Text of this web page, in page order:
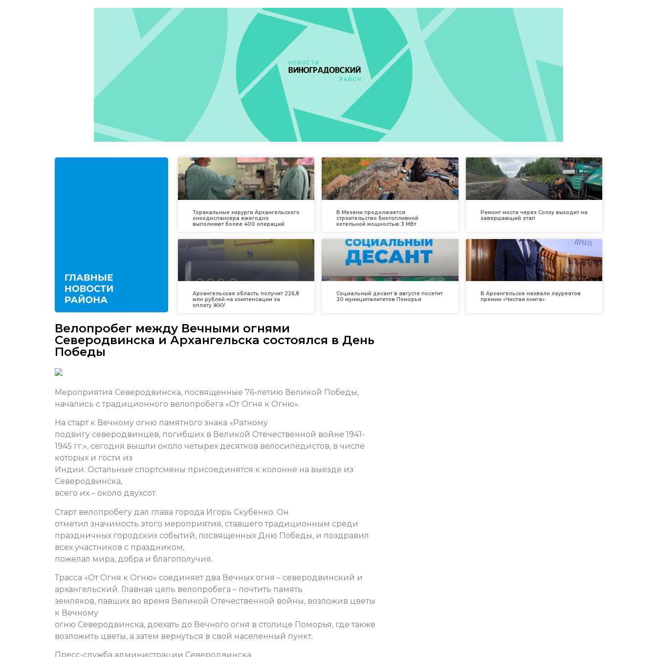
Торакальные хирурги Архангельского
онкодиспансера ежегодно
выполняют более 400 операций
В Мезени продолжается
строительство биотопливной
котельной мощностью 3 МВт
Ремонт моста через Солзу выходит на
завершающий этап
Архангельская область получит 226,8
млн рублей на компенсации за
оплату ЖКУ
Социальный десант в августе посетит
20 муниципалитетов Поморья
В Архангельске назвали лауреатов
премии «Чистая книга»
Велопробег между Вечными огнями
Северодвинска и Архангельска состоялся в День
Победы
Мероприятия Северодвинска, посвященные 76-летию Великой Победы,
начались с традиционного велопробега «От Огня к Огню».
На старт к Вечному огню памятного знака «Ратному
подвигу северодвинцев, погибших в Великой Отечественной войне 1941-
1945 гг.», сегодня вышли около четырех десятков велосипедистов, в числе
которых и гости из
Индии. Остальные спортсмены присоединятся к колонне на выезде из
Северодвинска,
всего их – около двухсот.
Старт велопробегу дал глава города Игорь Скубенко. Он
отметил значимость этого мероприятия, ставшего традиционным среди
праздничных городских событий, посвященных Дню Победы, и поздравил
всех участников с праздником,
пожелал мира, добра и благополучия.
Трасса «От Огня к Огню» соединяет два Вечных огня – северодвинский и
архангельский. Главная цель велопробега – почтить память
земляков, павших во время Великой Отечественной войны, возложив цветы
к Вечному
огню Северодвинска, доехать до Вечного огня в столице Поморья, где также
возложить цветы, а затем вернуться в свой населенный пункт.
Пресс-служба администрации Северодвинска